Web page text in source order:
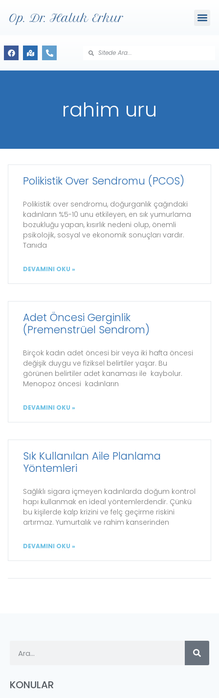
Op. Dr. Haluk Erkur
rahim uru
Polikistik Over Sendromu (PCOS)
Polikistik over sendromu, doğurganlık çağındaki
kadınların %5-10 unu etkileyen, en sık yumurlama
bozukluğu yapan, kısırlık nedeni olup, önemli
psikolojik, sosyal ve ekonomik sonuçları vardır.
Tanıda
DEVAMINI OKU »
Adet Öncesi Gerginlik
(Premenstrüel Sendrom)
Birçok kadın adet öncesi bir veya iki hafta öncesi
değişik duygu ve fiziksel belirtiler yaşar. Bu
görünen belirtiler adet kanaması ile kaybolur.
Menopoz öncesi kadınların
DEVAMINI OKU »
Sık Kullanılan Aile Planlama
Yöntemleri
Sağlıklı sigara içmeyen kadınlarda doğum kontrol
hapı kullanmak en ideal yöntemlerdendir. Çünkü
bu kişilerde kalp krizini ve felç geçirme riskini
artırmaz. Yumurtalık ve rahim kanserinden
DEVAMINI OKU »
KONULAR